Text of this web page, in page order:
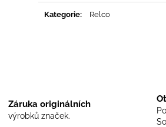
Kategorie: Relco
Záruka originálních
výrobků značek.
SKINHEADS NEVER DIE - BLACK